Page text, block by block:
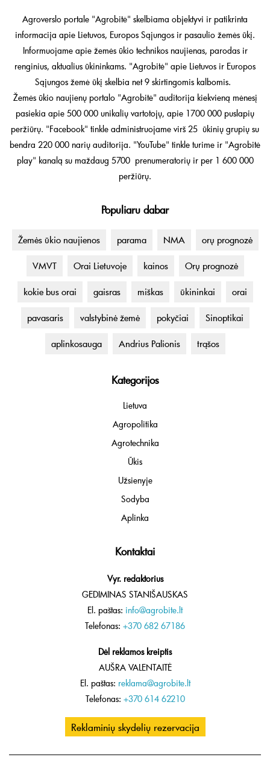
Agroverslo portale "Agrobitė" skelbiama objektyvi ir patikrinta
informacija apie Lietuvos, Europos Sąjungos ir pasaulio žemės ūkį.
Informuojame apie žemės ūkio technikos naujienas, parodas ir
renginius, aktualius ūkininkams. "Agrobitė" apie Lietuvos ir Europos
Sąjungos žemė ūkį skelbia net 9 skirtingomis kalbomis.
Žemės ūkio naujienų portalo "Agrobitė" auditorija kiekvieną mėnesį
pasiekia apie 500 000 unikalių vartotojų, apie 1700 000 puslapių
peržiūrų. "Facebook" tinkle administruojame virš 25 ūkinių grupių su
bendra 220 000 narių auditorija. "YouTube" tinkle turime ir "Agrobitė
play" kanalą su maždaug 5700 prenumeratorių ir per 1 600 000
peržiūrų.
Populiaru dabar
Žemės ūkio naujienos parama NMA orų prognozė
VMVT Orai Lietuvoje kainos Orų prognozė
kokie bus orai gaisras miškas ūkininkai orai
pavasaris valstybinė žemė pokyčiai Sinoptikai
aplinkosauga Andrius Palionis trąšos
Kategorijos
Lietuva
Agropolitika
Agrotechnika
Ūkis
Užsienyje
Sodyba
Aplinka
Kontaktai
Vyr. redaktorius
GEDIMINAS STANIŠAUSKAS
El. paštas: info@agrobite.lt
Telefonas: +370 682 67186
Dėl reklamos kreiptis
AUŠRA VALENTAITĖ
El. paštas: reklama@agrobite.lt
Telefonas: +370 614 62210
Reklaminių skydelių rezervacija